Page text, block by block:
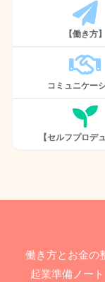
【働き方】
コミュニケー
【セルフプロデ
働き方とお金の
起業準備ノート